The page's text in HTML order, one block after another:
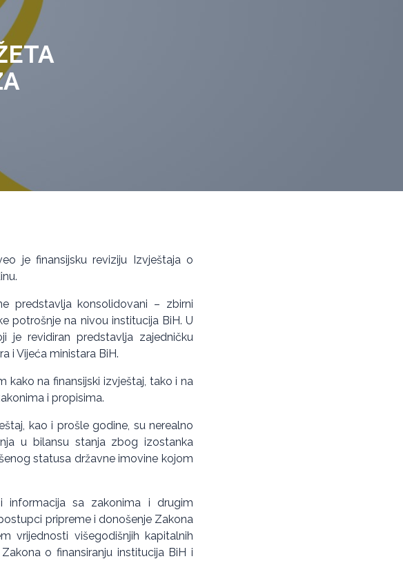
je finansijsku reviziju Izvještaja o
predstavlja konsolidovani – zbirni
potrošnje na nivou institucija BiH. U
je revidiran predstavlja zajedničku
i Vijeća ministara BiH.
kako na finansijski izvještaj, tako i na
i propisima.
kao i prošle godine, su nerealno
u bilansu stanja zbog izostanka
statusa državne imovine kojom
informacija sa zakonima i drugim
pripreme i donošenje Zakona
vrijednosti višegodišnjih kapitalnih
o finansiranju institucija BiH i